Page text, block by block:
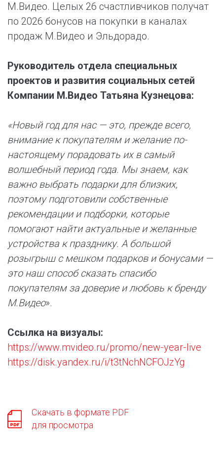
М.Видео. Целых 26 счастливчиков получат
по 2026 бонусов на покупки в каналах
продаж М.Видео и Эльдорадо.
Руководитель отдела специальных
проектов и развития социальных сетей
Компании М.Видео Татьяна Кузнецова:
«Новый год для нас — это, прежде всего,
внимание к покупателям и желание по-
настоящему порадовать их в самый
волшебный период года. Мы знаем, как
важно выбрать подарки для близких,
поэтому подготовили собственные
рекомендации и подборки, которые
помогают найти актуальные и желанные
устройства к празднику. А большой
розыгрыш с мешком подарков и бонусами —
это наш способ сказать спасибо
покупателям за доверие и любовь к бренду
М.Видео».
Ссылка на визуалы:
https://www.mvideo.ru/promo/new-year-live
https://disk.yandex.ru/i/t3tNchNCFOJzYg
Скачать в формате PDF
для просмотра